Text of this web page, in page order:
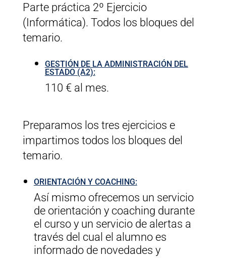
Parte práctica 2º Ejercicio
(Informática). Todos los bloques del
temario.
GESTIÓN DE LA ADMINISTRACIÓN DEL
ESTADO (A2):
110 € al mes.
Preparamos los tres ejercicios e
impartimos todos los bloques del
temario.
ORIENTACIÓN Y COACHING:
Así mismo ofrecemos un servicio
de orientación y coaching durante
el curso y un servicio de alertas a
través del cual el alumno es
informado de novedades y